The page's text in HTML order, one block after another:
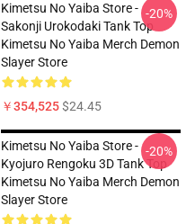
Kimetsu No Yaiba Store -
Sakonji Urokodaki Tank Top
Kimetsu No Yaiba Merch Demon
Slayer Store
￥354,525$24.45
-20%
Kimetsu No Yaiba Store -
Kyojuro Rengoku 3D Tank Top
Kimetsu No Yaiba Merch Demon
Slayer Store
-20%